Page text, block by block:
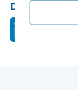
Deel dit: